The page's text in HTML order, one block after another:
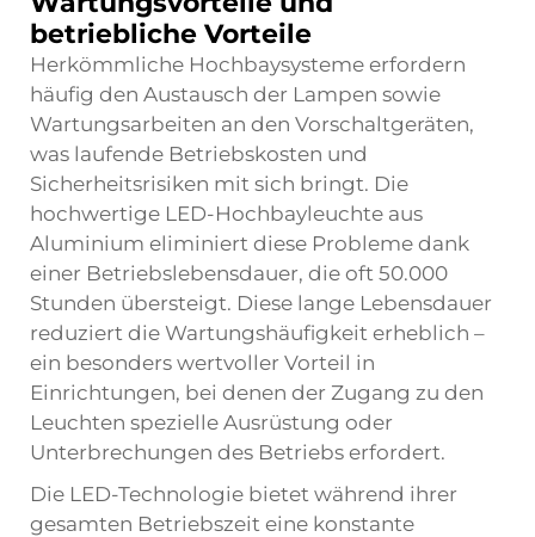
betriebliche Vorteile
Herkömmliche Hochbaysysteme erfordern
häufig den Austausch der Lampen sowie
Wartungsarbeiten an den Vorschaltgeräten,
was laufende Betriebskosten und
Sicherheitsrisiken mit sich bringt. Die
hochwertige LED-Hochbayleuchte aus
Aluminium eliminiert diese Probleme dank
einer Betriebslebensdauer, die oft 50.000
Stunden übersteigt. Diese lange Lebensdauer
reduziert die Wartungshäufigkeit erheblich –
ein besonders wertvoller Vorteil in
Einrichtungen, bei denen der Zugang zu den
Leuchten spezielle Ausrüstung oder
Unterbrechungen des Betriebs erfordert.
Die LED-Technologie bietet während ihrer
gesamten Betriebszeit eine konstante